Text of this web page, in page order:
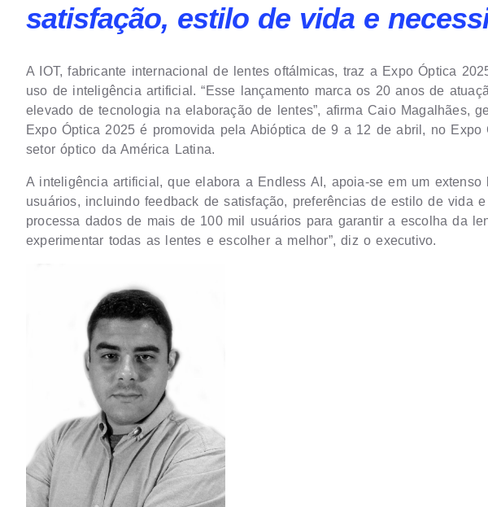
satisfação, estilo de vida e
A IOT, fabricante internacional de lentes oftálmicas, traz a Expo Óptica
uso de inteligência artificial. “Esse lançamento marca os 20 anos de
elevado de tecnologia na elaboração de lentes”, afirma Caio Magalhães,
Expo Óptica 2025 é promovida pela Abióptica de 9 a 12 de abril, no
setor óptico da América Latina.
A inteligência artificial, que elabora a Endless AI, apoia-se em um
usuários, incluindo feedback de satisfação, preferências de estilo de vida
processa dados de mais de 100 mil usuários para garantir a escolha da
experimentar todas as lentes e escolher a melhor”, diz o executivo.